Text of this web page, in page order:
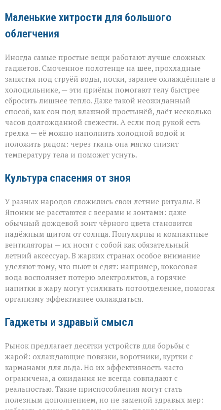
Маленькие хитрости для большого
облегчения
Иногда самые простые вещи работают лучше сложных
гаджетов. Смоченное полотенце на шее, прохладные
запястья под струёй воды, носки, заранее охлаждённые в
холодильнике, — эти приёмы помогают телу быстрее
сбросить лишнее тепло. Даже такой неожиданный
способ, как сон под влажной простынёй, даёт несколько
часов долгожданной свежести. А если под рукой есть
грелка — её можно наполнить холодной водой и
положить рядом: через ткань она мягко снизит
температуру тела и поможет уснуть.
Культура спасения от зноя
У разных народов сложились свои летние ритуалы. В
Японии не расстаются с веерами и зонтами: даже
обычный дождевой зонт чёрного цвета становится
надёжным щитом от солнца. Популярны и компактные
вентиляторы — их носят с собой как обязательный
летний аксессуар. В жарких странах особое внимание
уделяют тому, что пьют и едят: например, кокосовая
вода восполняет потерю электролитов, а горячие
напитки в жару могут усиливать потоотделение, помогая
организму эффективнее охлаждаться.
Гаджеты и здравый смысл
Рынок предлагает десятки устройств для борьбы с
жарой: охлаждающие повязки, воротники, куртки с
карманами для льда. Но их эффективность часто
ограничена, а ожидания не всегда совпадают с
реальностью. Такие приспособления могут стать
полезным дополнением, но не заменой здравых мер: